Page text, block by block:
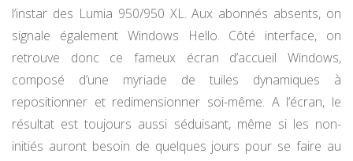
l’instar des Lumia 950/950 XL. Aux abonnés absents, on
signale également Windows Hello. Côté interface, on
retrouve donc ce fameux écran d’accueil Windows,
composé d’une myriade de tuiles dynamiques à
repositionner et redimensionner soi-même. A l’écran, le
résultat est toujours aussi séduisant, même si les non-
initiés auront besoin de quelques jours pour se faire au